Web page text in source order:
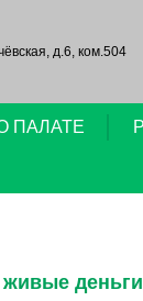
д.6, ком.504
ПАЛАТЕ